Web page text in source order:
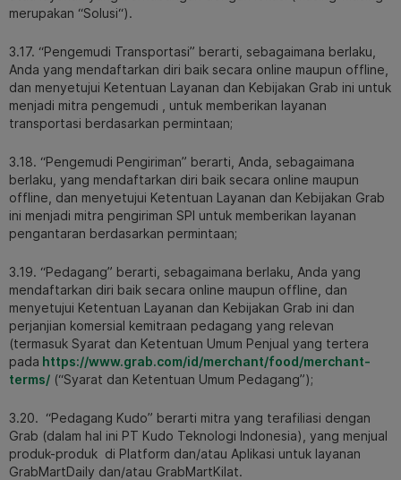
merupakan “Solusi“).
3.17. “Pengemudi Transportasi” berarti, sebagaimana berlaku,
Anda yang mendaftarkan diri baik secara online maupun offline,
dan menyetujui Ketentuan Layanan dan Kebijakan Grab ini untuk
menjadi mitra pengemudi , untuk memberikan layanan
transportasi berdasarkan permintaan;
3.18. “Pengemudi Pengiriman” berarti, Anda, sebagaimana
berlaku, yang mendaftarkan diri baik secara online maupun
offline, dan menyetujui Ketentuan Layanan dan Kebijakan Grab
ini menjadi mitra pengiriman SPI untuk memberikan layanan
pengantaran berdasarkan permintaan;
3.19. “Pedagang” berarti, sebagaimana berlaku, Anda yang
mendaftarkan diri baik secara online maupun offline, dan
menyetujui Ketentuan Layanan dan Kebijakan Grab ini dan
perjanjian komersial kemitraan pedagang yang relevan
(termasuk Syarat dan Ketentuan Umum Penjual yang tertera
pada https://www.grab.com/id/merchant/food/merchant-
terms/ (“Syarat dan Ketentuan Umum Pedagang”);
3.20. “Pedagang Kudo” berarti mitra yang terafiliasi dengan
Grab (dalam hal ini PT Kudo Teknologi Indonesia), yang menjual
produk-produk di Platform dan/atau Aplikasi untuk layanan
GrabMartDaily dan/atau GrabMartKilat.